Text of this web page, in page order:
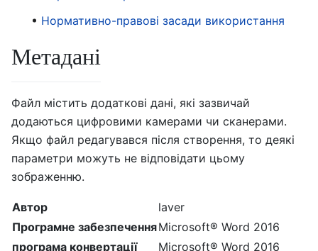
Нормативно-правові засади використання
Метадані
Файл містить додаткові дані, які зазвичай
додаються цифровими камерами чи сканерами.
Якщо файл редагувався після створення, то деякі
параметри можуть не відповідати цьому
зображенню.
Автор
laver
Програмне забезпеченняMicrosoft® Word 2016
програма конвертації
Microsoft® Word 2016